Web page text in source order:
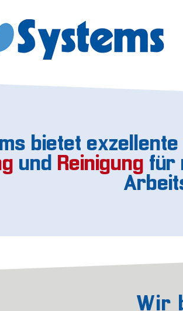
bietet
und Reinigung für
Wir